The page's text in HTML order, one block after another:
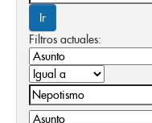
Filtros actuales: